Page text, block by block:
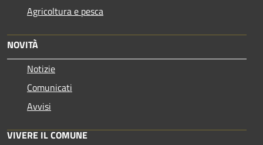
Agricoltura e pesca
NOVITÀ
Notizie
Comunicati
Avvisi
VIVERE IL COMUNE